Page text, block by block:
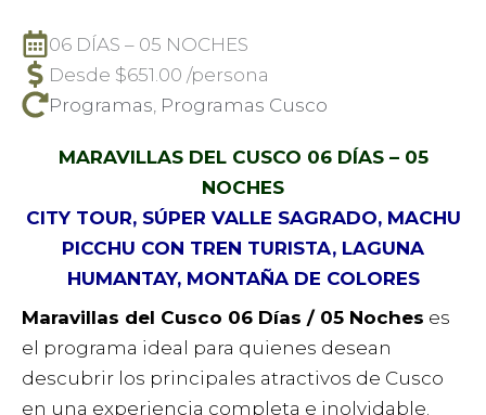
06 DÍAS – 05 NOCHES
Desde $651.00 /persona
Programas Programas Cusco
MARAVILLAS DEL CUSCO 06 DÍAS – 05
NOCHES
CITY TOUR, SÚPER VALLE SAGRADO, MACHU
PICCHU CON TREN TURISTA, LAGUNA
HUMANTAY, MONTAÑA DE COLORES
Maravillas del Cusco 06 Días / 05 Noches es
el programa ideal para quienes desean
descubrir los principales atractivos de Cusco
en una experiencia completa e inolvidable.